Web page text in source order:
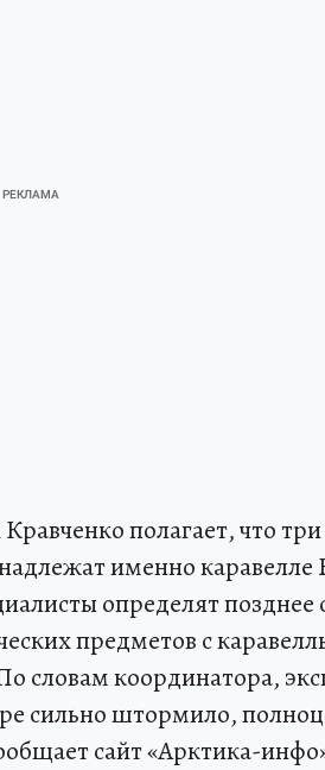
полагает, что
именно каравелле
определят
предметов с
словам координатора,
сильно штормило,
сайт «Арктика-